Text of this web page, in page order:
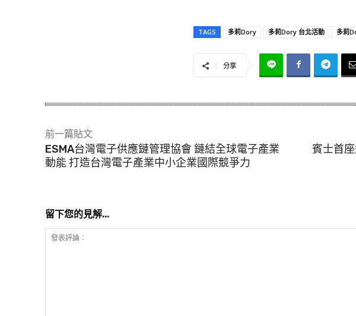
載
.
.
TAGS 多莉Dory 多莉Dory 台北活動 多莉
分享
前一篇貼文
ESMA台灣電子供應鏈管理協會 鏈結全球電子產業
動能 打造台灣電子產業中小企業國際競爭力
賓士首
留下您的見解...